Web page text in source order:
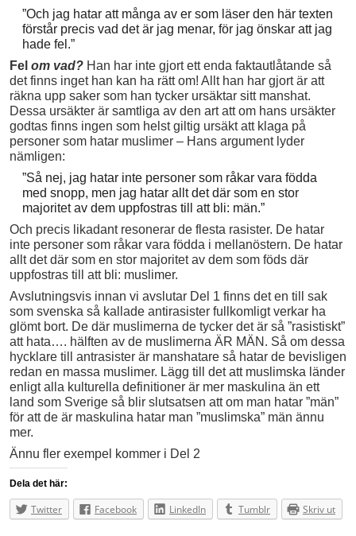
”Och jag hatar att många av er som läser den här texten
förstår precis vad det är jag menar, för jag önskar att jag
hade fel.”
Fel om vad? Han har inte gjort ett enda faktautlåtande så
det finns inget han kan ha rätt om! Allt han har gjort är att
räkna upp saker som han tycker ursäktar sitt manshat.
Dessa ursäkter är samtliga av den art att om hans ursäkter
godtas finns ingen som helst giltig ursäkt att klaga på
personer som hatar muslimer – Hans argument lyder
nämligen:
”Så nej, jag hatar inte personer som råkar vara födda
med snopp, men jag hatar allt det där som en stor
majoritet av dem uppfostras till att bli: män.”
Och precis likadant resonerar de flesta rasister. De hatar
inte personer som råkar vara födda i mellanöstern. De hatar
allt det där som en stor majoritet av dem som föds där
uppfostras till att bli: muslimer.
Avslutningsvis innan vi avslutar Del 1 finns det en till sak
som svenska så kallade antirasister fullkomligt verkar ha
glömt bort. De där muslimerna de tycker det är så ”rasistiskt”
att hata…. hälften av de muslimerna ÄR MÄN. Så om dessa
hycklare till antrasister är manshatare så hatar de bevisligen
redan en massa muslimer. Lägg till det att muslimska länder
enligt alla kulturella definitioner är mer maskulina än ett
land som Sverige så blir slutsatsen att om man hatar ”män”
för att de är maskulina hatar man ”muslimska” män ännu
mer.
Ännu fler exempel kommer i Del 2
Dela det här:
Twitter Facebook LinkedIn Tumblr Skriv ut